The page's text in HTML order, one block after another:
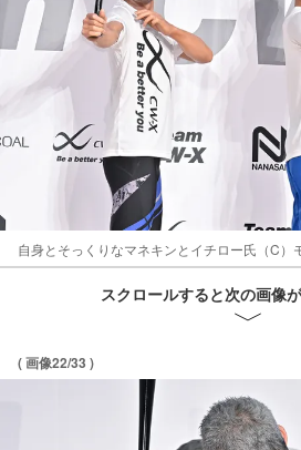
自身とそっくりなマネキンとイチロー氏（C）
スクロールすると次の画像
( 画像22/33 )